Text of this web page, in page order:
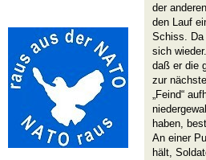
der
den Lauf
Schiss. Da
sich
daß er die
zur
„Feind“
haben,
An einer
hält,